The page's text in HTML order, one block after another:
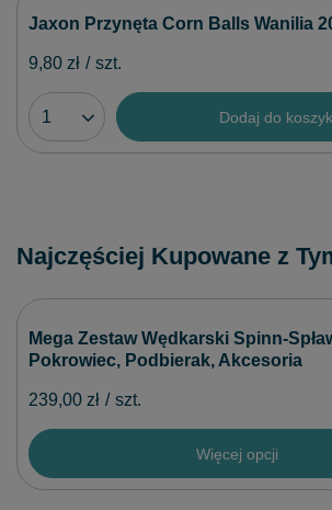
Jaxon Przynęta Corn Balls Wanilia
9,80 zł / szt.
Dodaj do
Najczęściej Kupowane z
Mega Zestaw Wędkarski Spinn-
Pokrowiec, Podbierak, Akcesoria
239,00 zł / szt.
Więcej opcji